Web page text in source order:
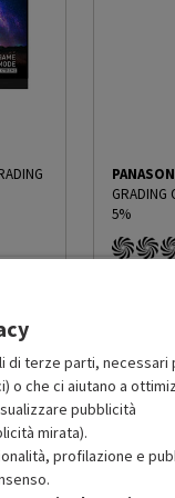
Sì
No
No
4K Upscaling
GRADING
5%
In
di terze parti, necessari
o che ci aiutano a
pubblicità
mirata).
profilazione e